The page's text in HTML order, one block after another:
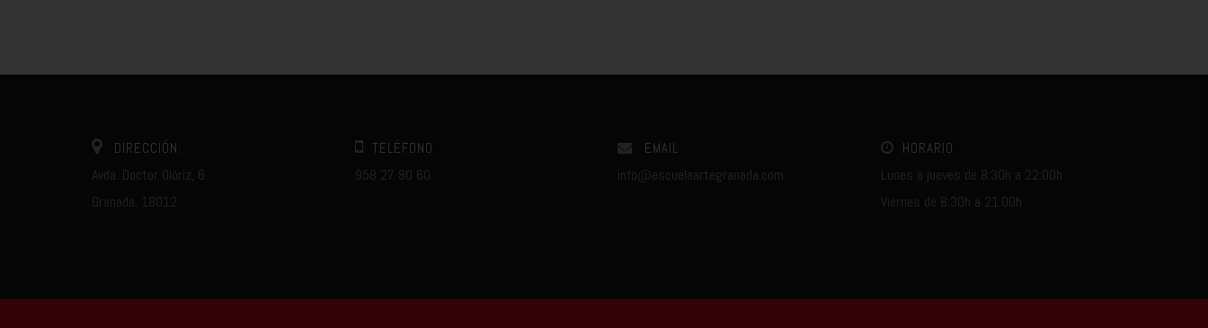
DIRECCIÓN:
Avda. Doctor Olóriz, 6.
Granada, 18012.
TELÉFONO
958 27 80 60
EMAIL
info@escuelaartegranada.com
HORARIO
Lunes a jueves de 8:30h a 22:00h
Viernes de 8:30h a 21:00h